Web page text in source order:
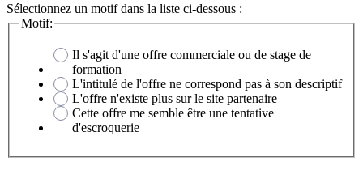
Sélectionnez un motif dans la liste ci-dessous :
Motif:
Il s'agit d'une offre commerciale ou de stage de
formation
L'intitulé de l'offre ne correspond pas à son descriptif
L'offre n'existe plus sur le site partenaire
Cette offre me semble être une tentative
d'escroquerie